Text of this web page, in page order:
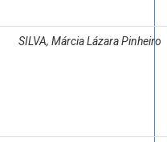
SILVA, Márcia Lázara Pinheiro